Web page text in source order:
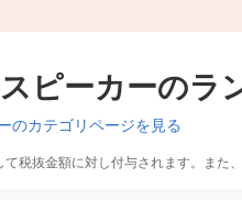
ピーカーのラ
のカテゴリページを見る
税抜金額に対し付与されます。また